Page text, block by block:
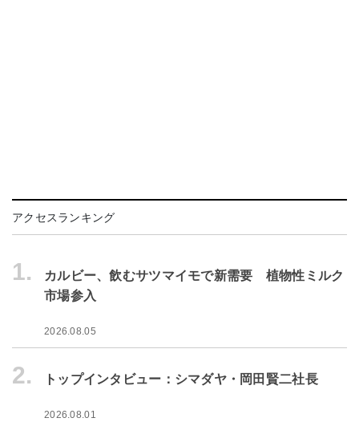
アクセスランキング
1.
カルビー、飲むサツマイモで新需要 植物性ミルク
市場参入
2026.08.05
2. トップインタビュー：シマダヤ・岡田賢二社長
2026.08.01